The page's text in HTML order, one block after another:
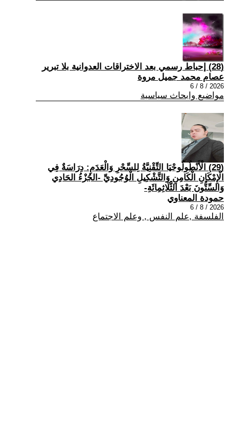
(28) إحباط رسمي بعد الاختراقات العدوانية بلا تبرير
عصام محمد جميل مروة
2026 / 8 / 6
مواضيع وابحاث سياسية
(29) الْأَنْطُولُوجْيَا التِّقْنِيَّةُ لِلسِّحْرِ وَالْعَدَمِ: دِرَاسَةٌ فِي
الْإِمْكَانِ الْكَامِنِ وَالتَّشْكِيلِ الْوُجُودِيِّ -الجُزْءُ الحَادِي
وَالسِّتُّونَ بَعْدَ الثَّلَاثِمِائَةِ-
حمودة المعناوي
2026 / 8 / 6
الفلسفة ,علم النفس , وعلم الاجتماع